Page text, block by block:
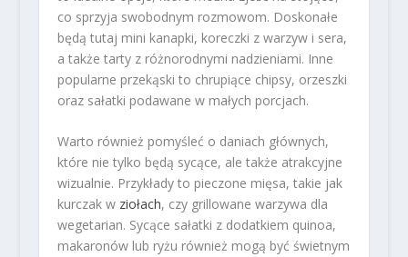
co sprzyja swobodnym rozmowom. Doskonałe
będą tutaj mini kanapki, koreczki z warzyw i sera,
a także tarty z różnorodnymi nadzieniami. Inne
popularne przekąski to chrupiące chipsy, orzeszki
oraz sałatki podawane w małych porcjach.
Warto również pomyśleć o daniach głównych,
które nie tylko będą sycące, ale także atrakcyjne
wizualnie. Przykłady to pieczone mięsa, takie jak
kurczak w ziołach, czy grillowane warzywa dla
wegetarian. Sycące sałatki z dodatkiem quinoa,
makaronów lub ryżu również mogą być świetnym